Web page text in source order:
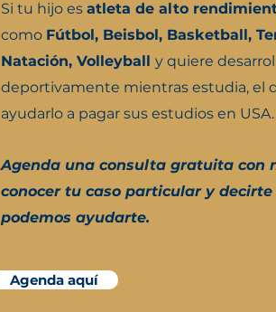
Si tu hijo es atleta de alto
como Fútbol, Beisbol, Basketball,
Natación, Volleyball y quiere
deportivamente mientras estudia, el
ayudarlo a pagar sus estudios en USA.
Agenda una consulta gratuita con
conocer tu caso particular y decirte
podemos ayudarte.
Agenda aquí